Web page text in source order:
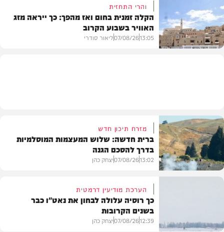
פוליטי
והרי התחזית
הקלה זמנית בחום ואז מהפך: כך ייראה מזג
האוויר בשבוע הקרוב
13:05
07/08/26ליאור סודרי
מזרח תיכון חדש
ברית חדשה: שלוש המעצמות המוסלמיות
בדרך להסכם הגנה
13:02
07/08/26יצחק כהן
הערכת מודיעין דרמטית
כך רוסיה עלולה לבחון את נאט"ו כבר
בשנים הקרובות
12:39
07/08/26יצחק כהן